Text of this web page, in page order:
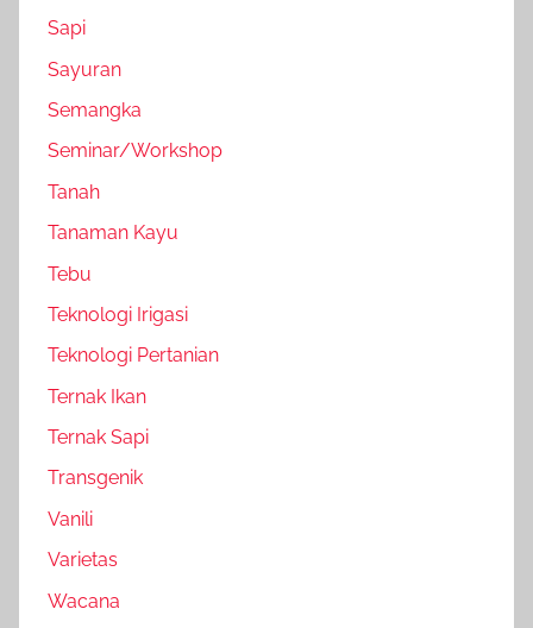
Sapi
Sayuran
Semangka
Seminar/Workshop
Tanah
Tanaman Kayu
Tebu
Teknologi Irigasi
Teknologi Pertanian
Ternak Ikan
Ternak Sapi
Transgenik
Vanili
Varietas
Wacana